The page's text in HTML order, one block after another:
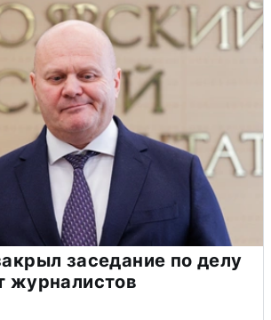
заседание по делу
журналистов